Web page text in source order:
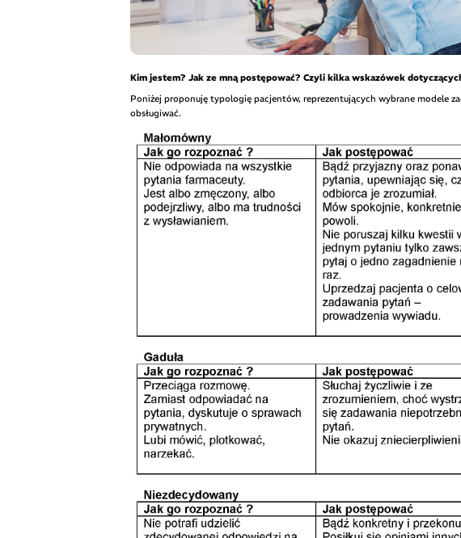
Kim jestem? Jak ze mną postępować? Czyli kilka wskazówek
Poniżej proponuję typologię pacjentów, reprezentujących wybrane modele
obsługiwać.